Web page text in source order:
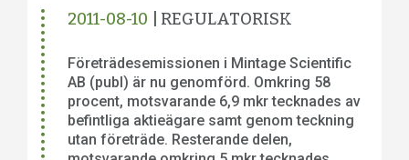
2011-08-10 | REGULATORISK
Företrädesemissionen i Mintage Scientific
AB (publ) är nu genomförd. Omkring 58
procent, motsvarande 6,9 mkr tecknades av
befintliga aktieägare samt genom teckning
utan företräde. Resterande delen,